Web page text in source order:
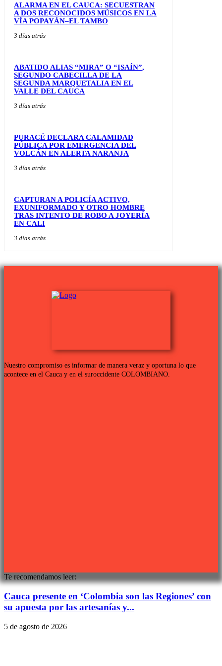
ALARMA EN EL CAUCA: SECUESTRAN
A DOS RECONOCIDOS MÚSICOS EN LA
VÍA POPAYÁN–EL TAMBO
3 días atrás
ABATIDO ALIAS “MIRA” O “ISAÍN”,
SEGUNDO CABECILLA DE LA
SEGUNDA MARQUETALIA EN EL
VALLE DEL CAUCA
3 días atrás
PURACÉ DECLARA CALAMIDAD
PÚBLICA POR EMERGENCIA DEL
VOLCÁN EN ALERTA NARANJA
3 días atrás
CAPTURAN A POLICÍA ACTIVO,
EXUNIFORMADO Y OTRO HOMBRE
TRAS INTENTO DE ROBO A JOYERÍA
EN CALI
3 días atrás
Nuestro compromiso es informar de manera veraz y oportuna lo que
acontece en el Cauca y en el suroccidente COLOMBIANO.
Te recomendamos leer:
Cauca presente en ‘Colombia son las Regiones’ con
su apuesta por las artesanías y...
5 de agosto de 2026